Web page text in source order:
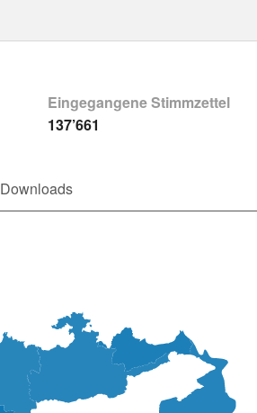
Eingegangene Stimmzettel
137’661
Downloads